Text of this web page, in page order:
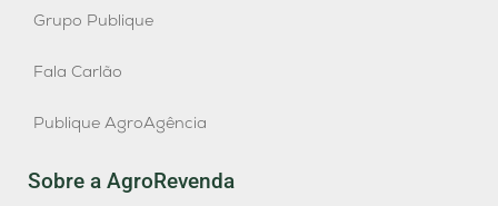
Grupo Publique
Fala Carlão
Publique AgroAgência
Sobre a AgroRevenda